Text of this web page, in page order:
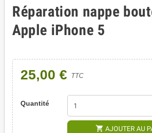
Réparation nappe
Apple iPhone 5
25,00 € TTC
Quantité
shopping_cart AJOUTER AU